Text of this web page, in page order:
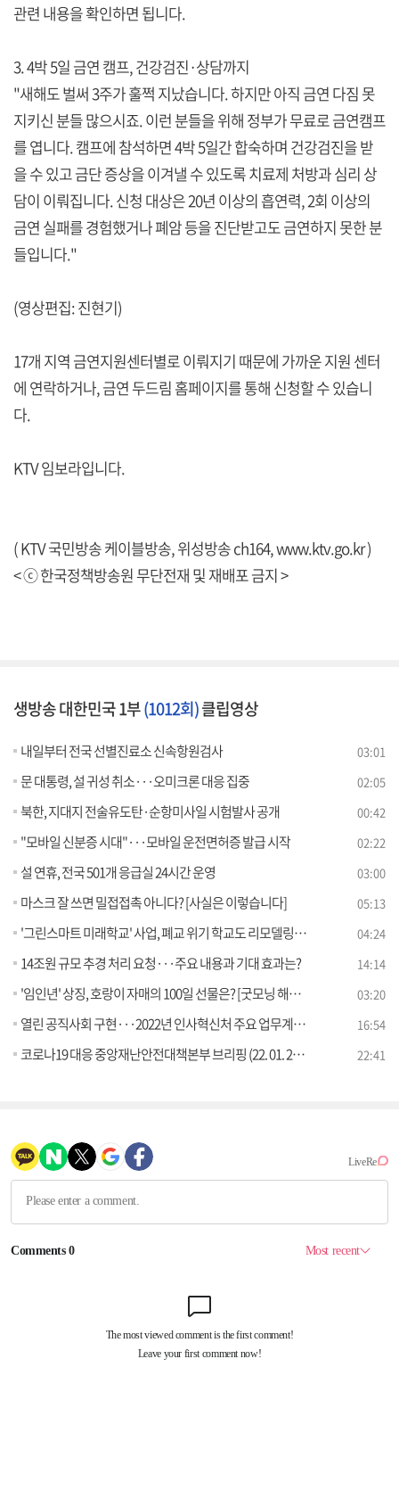
관련 내용을 확인하면 됩니다.
3. 4박 5일 금연 캠프, 건강검진·상담까지
"새해도 벌써 3주가 훌쩍 지났습니다. 하지만 아직 금연 다짐 못
지키신 분들 많으시죠. 이런 분들을 위해 정부가 무료로 금연캠프
를 엽니다. 캠프에 참석하면 4박 5일간 합숙하며 건강검진을 받
을 수 있고 금단 증상을 이겨낼 수 있도록 치료제 처방과 심리 상
담이 이뤄집니다. 신청 대상은 20년 이상의 흡연력, 2회 이상의
금연 실패를 경험했거나 폐암 등을 진단받고도 금연하지 못한 분
들입니다."
(영상편집: 진현기)
17개 지역 금연지원센터별로 이뤄지기 때문에 가까운 지원 센터
에 연락하거나, 금연 두드림 홈페이지를 통해 신청할 수 있습니
다.
KTV 임보라입니다.
( KTV 국민방송 케이블방송, 위성방송 ch164,www.ktv.go.kr)
< ⓒ 한국정책방송원 무단전재 및 재배포 금지 >
생방송 대한민국 1부(1012회)클립영상
내일부터 전국 선별진료소 신속항원검사 03:01
문 대통령, 설 귀성 취소···오미크론 대응 집중 02:05
북한, 지대지 전술유도탄·순항미사일 시험발사 공개 00:42
"모바일 신분증 시대"···모바일 운전면허증 발급 시작 02:22
설 연휴, 전국 501개 응급실 24시간 운영 03:00
마스크 잘 쓰면 밀접접촉 아니다? [사실은 이렇습니다] 05:13
'그린스마트 미래학교' 사업, 폐교 위기 학교도 리모델링? [사실은 이렇습니다] 04:24
14조원 규모 추경 처리 요청···주요 내용과 기대 효과는? 14:14
'임인년' 상징, 호랑이 자매의 100일 선물은? [굿모닝 해외토픽] 03:20
열린 공직사회 구현···2022년 인사혁신처 주요 업무계획은? 16:54
코로나19 대응 중앙재난안전대책본부 브리핑 (22. 01. 28. 11시) 22:41